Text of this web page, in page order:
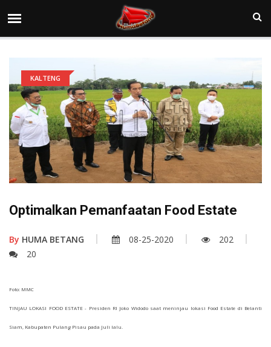
KALTENG
Optimalkan Pemanfaatan Food Estate
By HUMA BETANG 08-25-2020
202
20
Foto: MMC
TINJAU LOKASI FOOD ESTATE - Presiden RI Joko Widodo saat meninjau lokasi Food Estate di Belanti
Siam, Kabupaten Pulang Pisau pada Juli lalu.